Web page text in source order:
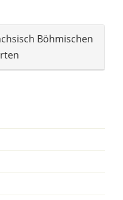
Böhmischen